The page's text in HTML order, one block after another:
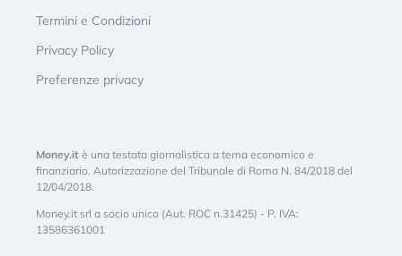
Termini e Condizioni
Privacy Policy
Preferenze privacy
Money.it è una testata giornalistica a tema economico e
finanziario. Autorizzazione del Tribunale di Roma N. 84/2018 del
12/04/2018.
Money.it srl a socio unico (Aut. ROC n.31425) - P. IVA:
13586361001